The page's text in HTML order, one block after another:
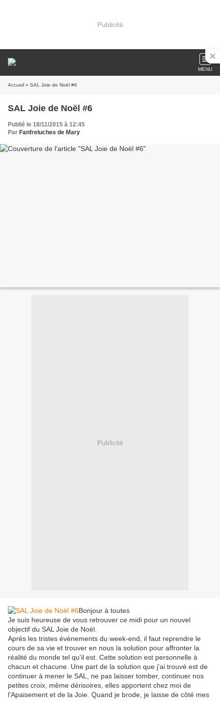
Publicité
MENU
Accueil » SAL Joie de Noël #6
SAL Joie de Noël #6
Publié le 18/11/2015 à 12:45
Par Fanfreluches de Mary
Publicité
Bonjour à toutes
Je suis heureuse de vous retrouver ce midi pour un nouvel
objectif du SAL Joie de Noël.
Après les tristes évènements du week-end, il faut reprendre le
cours de sa vie et trouver en nous la solution pour affronter la
réalité du monde tel qu'il est. Cette solution est personnelle à
chacun et chacune. Une part de la solution que j'ai trouvé est de
continuer à mener le SAL, ne pas laisser tomber, continuer nos
petites croix, même dérisoires, elles apportent chez moi de
l'Apaisement et de la Joie. Quand je brode, je laisse de côté mes